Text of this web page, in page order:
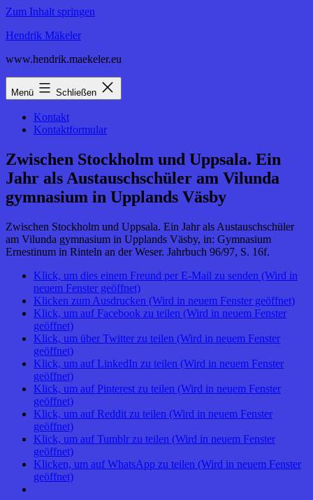
Zum Inhalt springen
Hendrik Mäkeler
www.hendrik.maekeler.eu
Menü Schließen
Kontakt
Kontaktformular
Zwischen Stockholm und Uppsala. Ein
Jahr als Austauschschüler am Vilunda
gymnasium in Upplands Väsby
Zwischen Stockholm und Uppsala. Ein Jahr als Austauschschüler
am Vilunda gymnasium in Upplands Väsby, in: Gymnasium
Ernestinum in Rinteln an der Weser. Jahrbuch 96/97, S. 16f.
Klick, um dies einem Freund per E-Mail zu senden (Wird in
neuem Fenster geöffnet)
Klicken zum Ausdrucken (Wird in neuem Fenster geöffnet)
Klick, um auf Facebook zu teilen (Wird in neuem Fenster
geöffnet)
Klick, um über Twitter zu teilen (Wird in neuem Fenster
geöffnet)
Klick, um auf LinkedIn zu teilen (Wird in neuem Fenster
geöffnet)
Klick, um auf Pinterest zu teilen (Wird in neuem Fenster
geöffnet)
Klick, um auf Reddit zu teilen (Wird in neuem Fenster
geöffnet)
Klick, um auf Tumblr zu teilen (Wird in neuem Fenster
geöffnet)
Klicken, um auf WhatsApp zu teilen (Wird in neuem Fenster
geöffnet)